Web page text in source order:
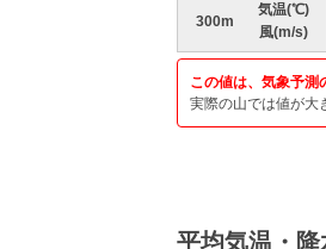
300m
気温(℃)
風(m/s)
この値は、気象予測
実際の山では値が大
平均気温・降